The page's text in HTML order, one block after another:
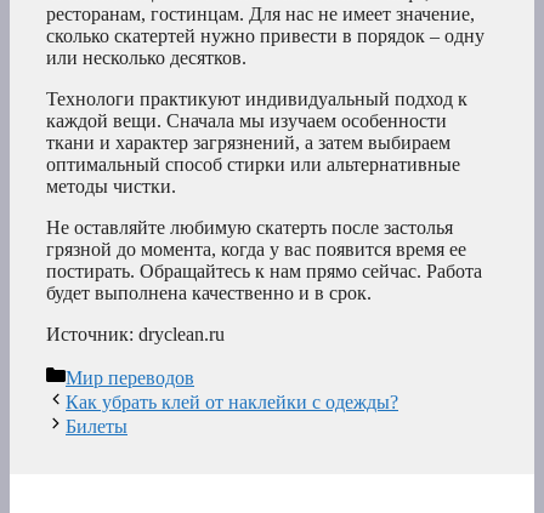
ресторанам, гостинцам. Для нас не имеет значение,
сколько скатертей нужно привести в порядок – одну
или несколько десятков.
Технологи практикуют индивидуальный подход к
каждой вещи. Сначала мы изучаем особенности
ткани и характер загрязнений, а затем выбираем
оптимальный способ стирки или альтернативные
методы чистки.
Не оставляйте любимую скатерть после застолья
грязной до момента, когда у вас появится время ее
постирать. Обращайтесь к нам прямо сейчас. Работа
будет выполнена качественно и в срок.
Источник: dryclean.ru
Рубрики
Мир переводов
Как убрать клей от наклейки с одежды?
Билеты